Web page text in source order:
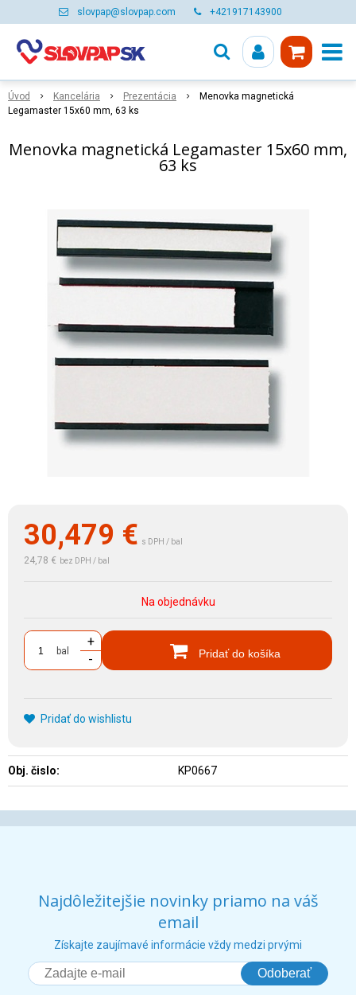
slovpap@slovpap.com +421917143900
Úvod Kancelária Prezentácia
Menovka magnetická
Legamaster 15x60 mm, 63 ks
Menovka magnetická Legamaster 15x60 mm,
63 ks
30,479 € s DPH / bal
24,78 € bez DPH / bal
Na objednávku
bal
+
-
Pridať do košíka
Pridať do wishlistu
Obj. čislo: KP0667
Najdôležitejšie novinky priamo na váš
email
Získajte zaujímavé informácie vždy medzi prvými
Odoberať